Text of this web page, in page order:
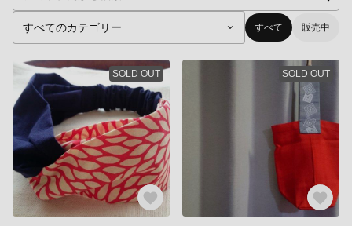
すべて 販売中
SOLD OUT SOLD OUT